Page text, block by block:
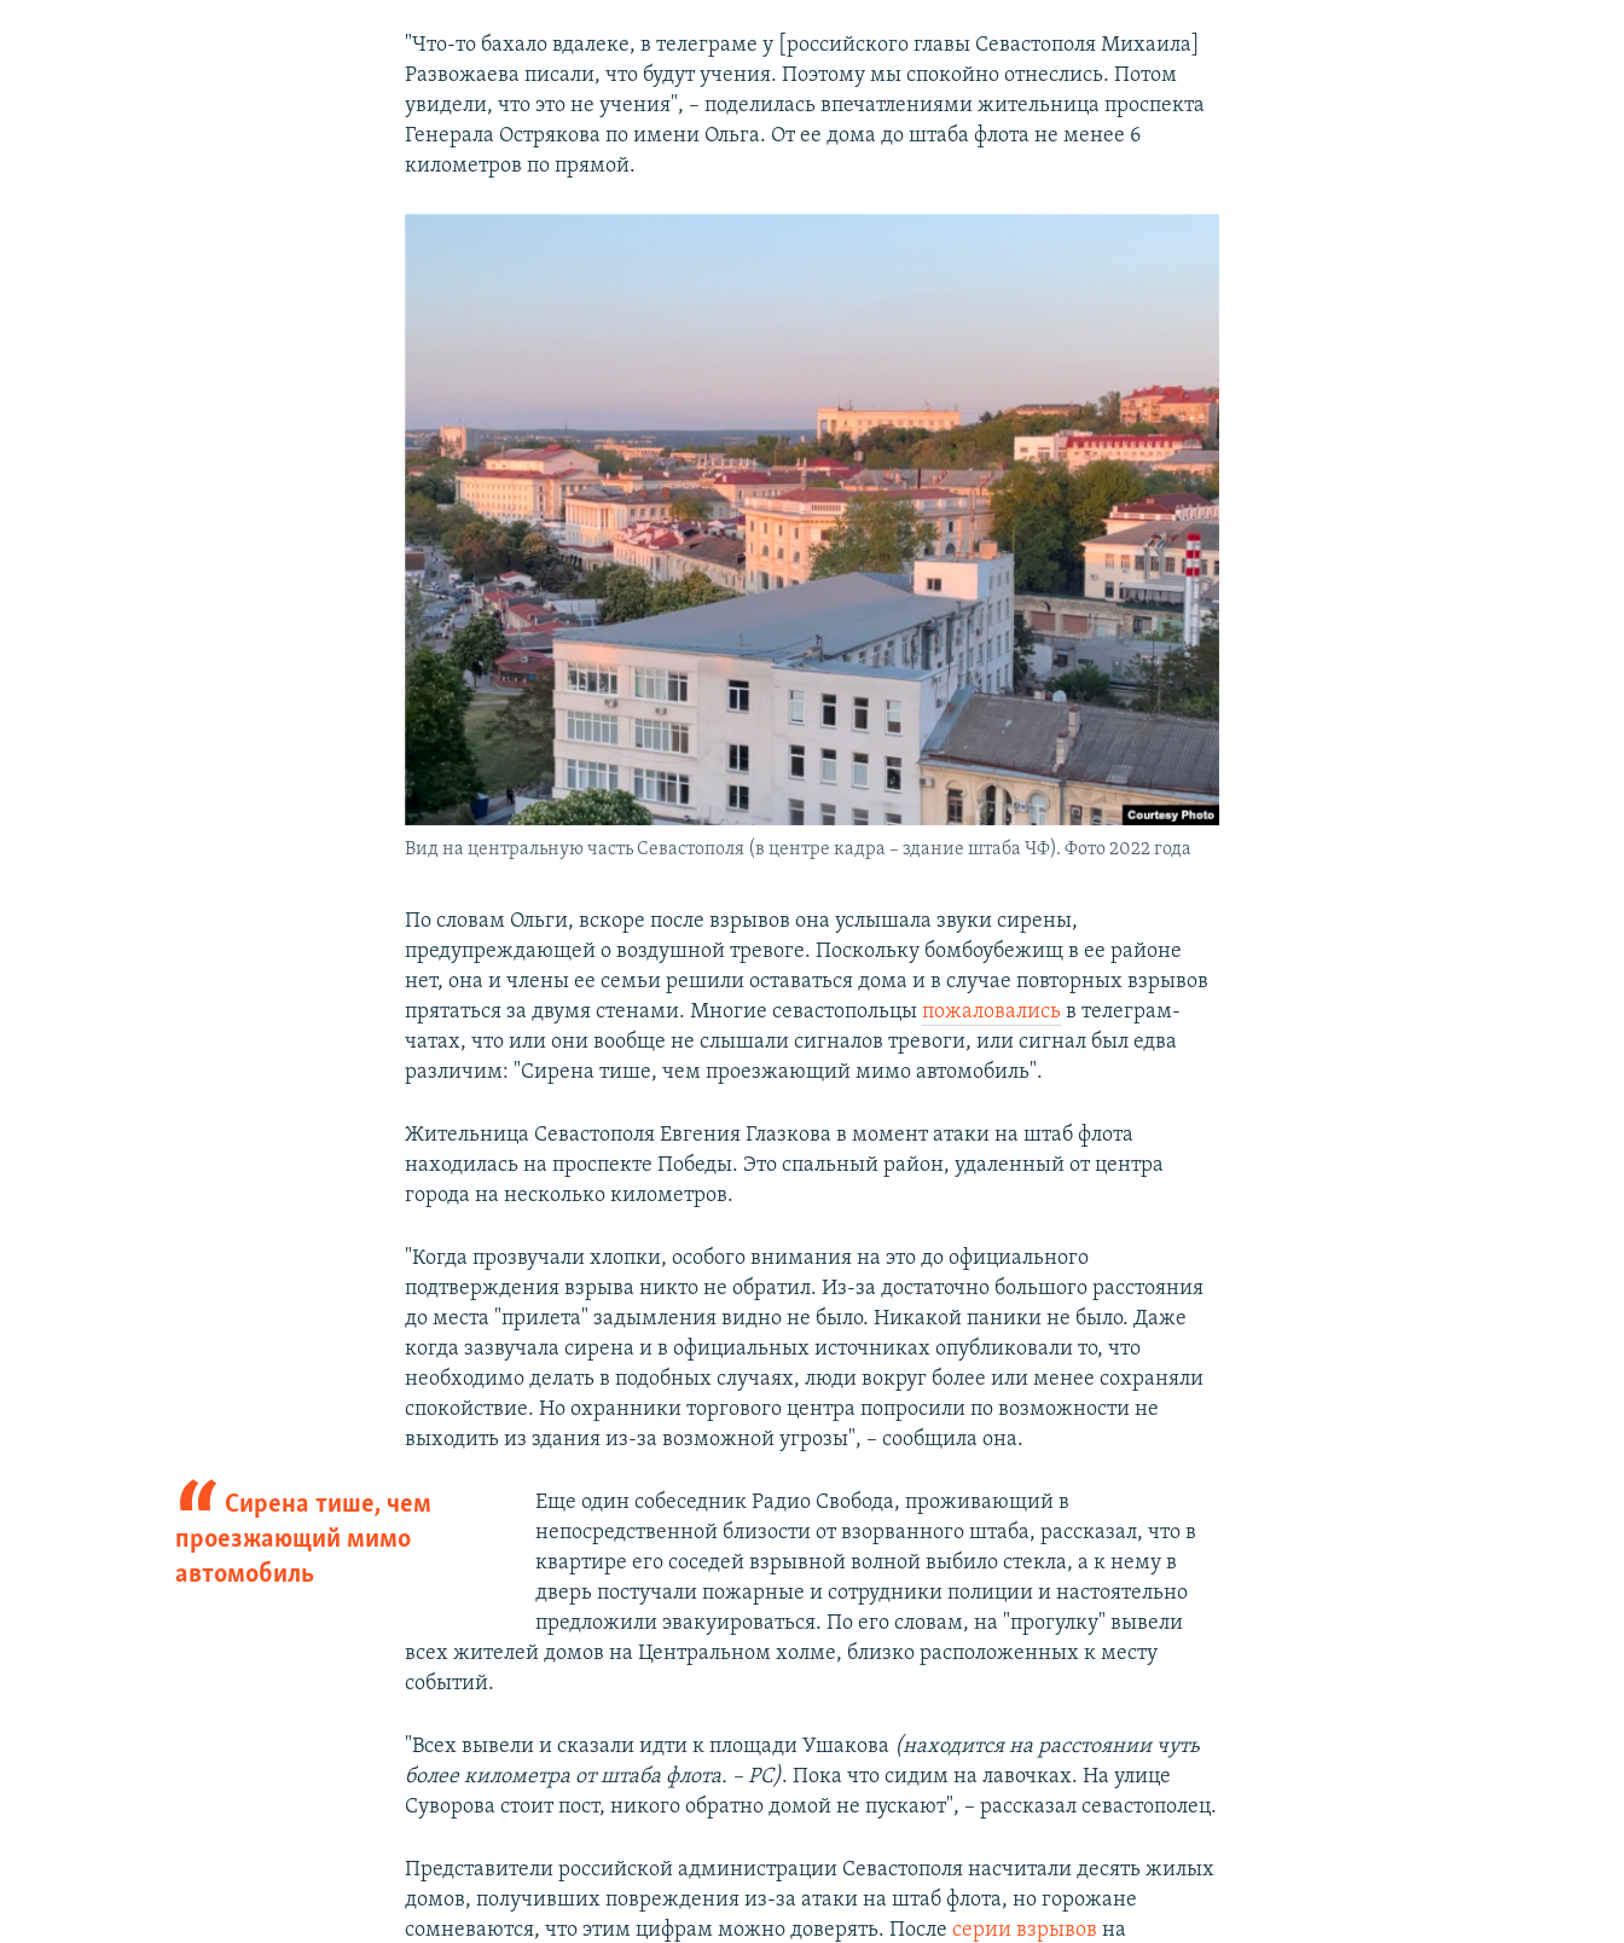
"Что-то бахало вдалеке, в телеграме у [российского главы Севастополя Михаила]
Развожаева писали, что будут учения. Поэтому мы спокойно отнеслись. Потом
увидели, что это не учения", – поделилась впечатлениями жительница проспекта
Генерала Острякова по имени Ольга. От ее дома до штаба флота не менее 6
километров по прямой.
Вид на центральную часть Севастополя (в центре кадра – здание штаба ЧФ). Фото 2022 года
По словам Ольги, вскоре после взрывов она услышала звуки сирены,
предупреждающей о воздушной тревоге. Поскольку бомбоубежищ в ее районе
нет, она и члены ее семьи решили оставаться дома и в случае повторных взрывов
прятаться за двумя стенами. Многие севастопольцыпожаловались в телеграм-
чатах, что или они вообще не слышали сигналов тревоги, или сигнал был едва
различим: "Сирена тише, чем проезжающий мимо автомобиль".
Жительница Севастополя Евгения Глазкова в момент атаки на штаб флота
находилась на проспекте Победы. Это спальный район, удаленный от центра
города на несколько километров.
"Когда прозвучали хлопки, особого внимания на это до официального
подтверждения взрыва никто не обратил. Из-за достаточно большого расстояния
до места "прилета" задымления видно не было. Никакой паники не было. Даже
когда зазвучала сирена и в официальных источниках опубликовали то, что
необходимо делать в подобных случаях, люди вокруг более или менее сохраняли
спокойствие. Но охранники торгового центра попросили по возможности не
выходить из здания из-за возможной угрозы", – сообщила она.
Сирена тише, чем
проезжающий мимо
автомобиль
Еще один собеседник Радио Свобода, проживающий в
непосредственной близости от взорванного штаба, рассказал, что в
квартире его соседей взрывной волной выбило стекла, а к нему в
дверь постучали пожарные и сотрудники полиции и настоятельно
предложили эвакуироваться. По его словам, на "прогулку" вывели
всех жителей домов на Центральном холме, близко расположенных к месту
событий.
"Всех вывели и сказали идти к площади Ушакова (находится на расстоянии чуть
более километра от штаба флота. – РС). Пока что сидим на лавочках. На улице
Суворова стоит пост, никого обратно домой не пускают", – рассказал севастополец.
Представители российской администрации Севастополя насчитали десять жилых
домов, получивших повреждения из-за атаки на штаб флота, но горожане
сомневаются, что этим цифрам можно доверять. Послесерии взрывов на